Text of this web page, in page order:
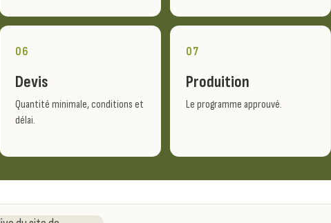
06
Devis
Quantité minimale, conditions et
délai.
07
Produition
Le programme approuvé.